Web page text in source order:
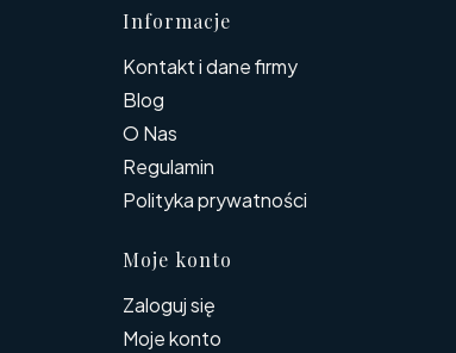
Linki w stopce
Informacje
Kontakt i dane firmy
Blog
O Nas
Regulamin
Polityka prywatności
Moje konto
Zaloguj się
Moje konto